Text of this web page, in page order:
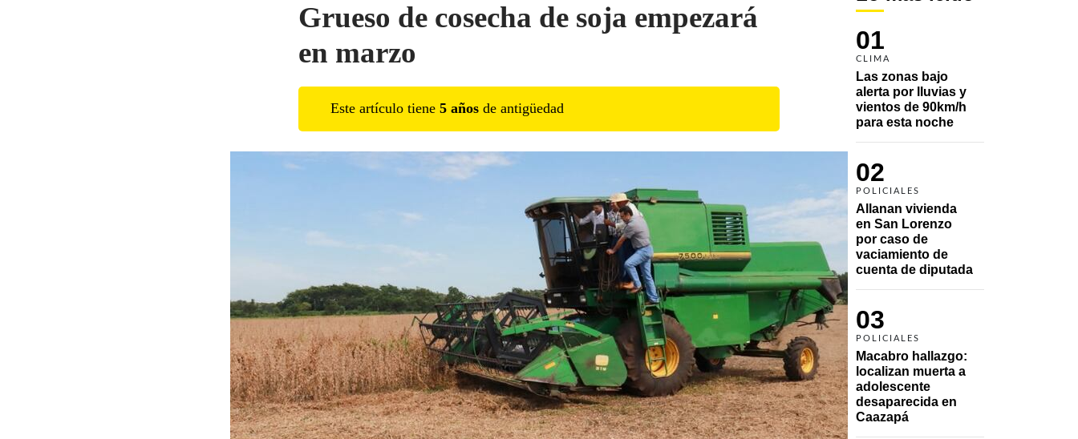
01
CLIMA
Las zonas bajo
alerta por lluvias y
vientos de 90km/h
para esta noche
02
POLICIALES
Allanan vivienda
en San Lorenzo
por caso de
vaciamiento de
cuenta de diputada
03
POLICIALES
Macabro hallazgo:
localizan muerta a
adolescente
desaparecida en
Caazapá
Grueso de cosecha de soja empezará
en marzo
Este artículo tiene 5 años de antigüedad